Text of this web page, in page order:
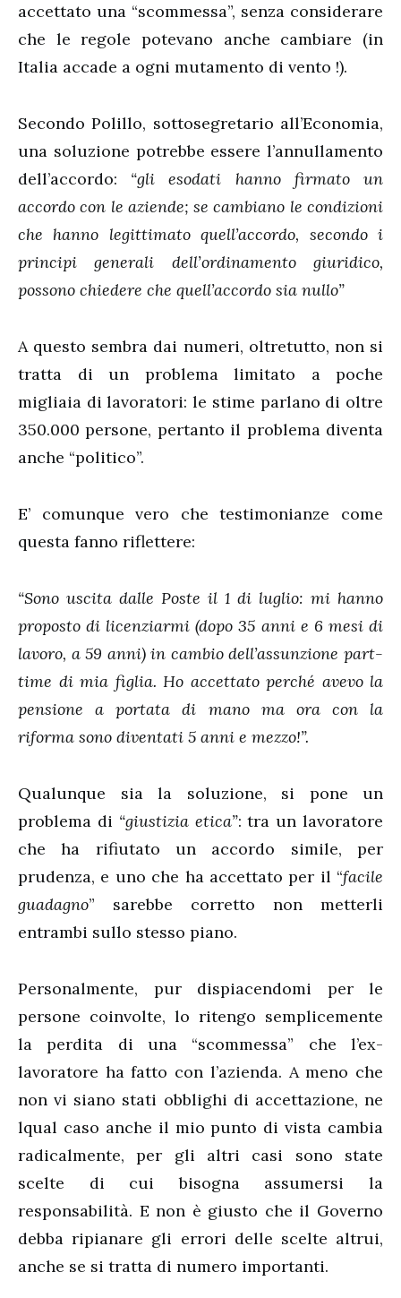
accettato una “scommessa”, senza considerare
che le regole potevano anche cambiare (in
Italia accade a ogni mutamento di vento !).
Secondo Polillo, sottosegretario all’Economia,
una soluzione potrebbe essere l’annullamento
dell’accordo: “gli esodati hanno firmato un
accordo con le aziende; se cambiano le condizioni
che hanno legittimato quell’accordo, secondo i
principi generali dell’ordinamento giuridico,
possono chiedere che quell’accordo sia nullo”
A questo sembra dai numeri, oltretutto, non si
tratta di un problema limitato a poche
migliaia di lavoratori: le stime parlano di oltre
350.000 persone, pertanto il problema diventa
anche “politico”.
E’ comunque vero che testimonianze come
questa fanno riflettere:
“Sono uscita dalle Poste il 1 di luglio: mi hanno
proposto di licenziarmi (dopo 35 anni e 6 mesi di
lavoro, a 59 anni) in cambio dell’assunzione part-
time di mia figlia. Ho accettato perché avevo la
pensione a portata di mano ma ora con la
riforma sono diventati 5 anni e mezzo!”.
Qualunque sia la soluzione, si pone un
problema di “giustizia etica”: tra un lavoratore
che ha rifiutato un accordo simile, per
prudenza, e uno che ha accettato per il “facile
guadagno” sarebbe corretto non metterli
entrambi sullo stesso piano.
Personalmente, pur dispiacendomi per le
persone coinvolte, lo ritengo semplicemente
la perdita di una “scommessa” che l’ex-
lavoratore ha fatto con l’azienda. A meno che
non vi siano stati obblighi di accettazione, ne
lqual caso anche il mio punto di vista cambia
radicalmente, per gli altri casi sono state
scelte di cui bisogna assumersi la
responsabilità. E non è giusto che il Governo
debba ripianare gli errori delle scelte altrui,
anche se si tratta di numero importanti.